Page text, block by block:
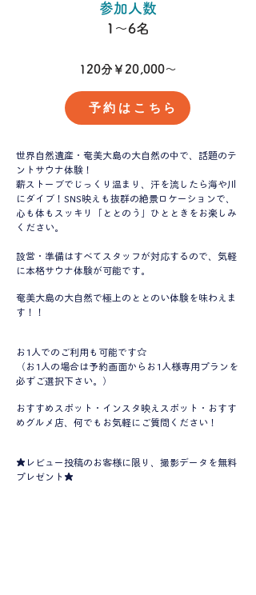
​参加人数
​1～6名
120分￥20,000～
予約はこちら
世界自然遺産・奄美大島の大自然の中で、話題のテ
ントサウナ体験！
薪ストーブでじっくり温まり、汗を流したら海や川
にダイブ！SNS映えも抜群の絶景ロケーションで、
心も体もスッキリ「ととのう」ひとときをお楽しみ
ください。
設営・準備はすべてスタッフが対応するので、気軽
に本格サウナ体験が可能です。
​奄美大島の大自然で極上のととのい体験を味わえま
す！！
お1人でのご利用も可能です☆
（お1人の場合は予約画面からお1人様専用プランを
必ずご選択下さい。）
おすすめスポット・インスタ映えスポット・おすす
めグルメ店、何でもお気軽にご質問ください！
★レビュー投稿のお客様に限り、撮影データを無料
プレゼント★